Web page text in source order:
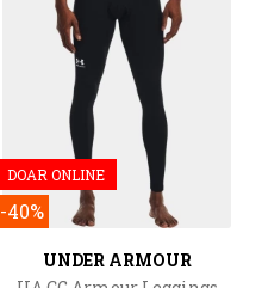
DOAR ONLINE
-40%
UNDER ARMOUR